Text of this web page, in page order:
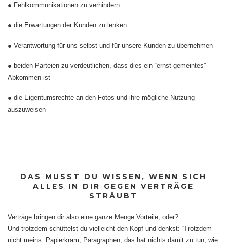
● Fehlkommunikationen zu verhindern
● die Erwartungen der Kunden zu lenken
● Verantwortung für uns selbst und für unsere Kunden zu übernehmen
● beiden Parteien zu verdeutlichen, dass dies ein “ernst gemeintes”
Abkommen ist
● die Eigentumsrechte an den Fotos und ihre mögliche Nutzung
auszuweisen
DAS MUSST DU WISSEN, WENN SICH
ALLES IN DIR GEGEN VERTRÄGE
STRÄUBT
Verträge bringen dir also eine ganze Menge Vorteile, oder?
Und trotzdem schüttelst du vielleicht den Kopf und denkst: “Trotzdem
nicht meins. Papierkram, Paragraphen, das hat nichts damit zu tun, wie